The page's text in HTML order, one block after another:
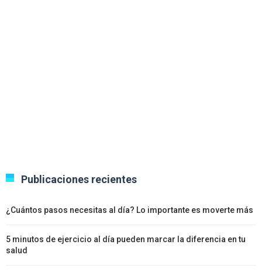
Publicaciones recientes
¿Cuántos pasos necesitas al día? Lo importante es moverte más
5 minutos de ejercicio al día pueden marcar la diferencia en tu
salud